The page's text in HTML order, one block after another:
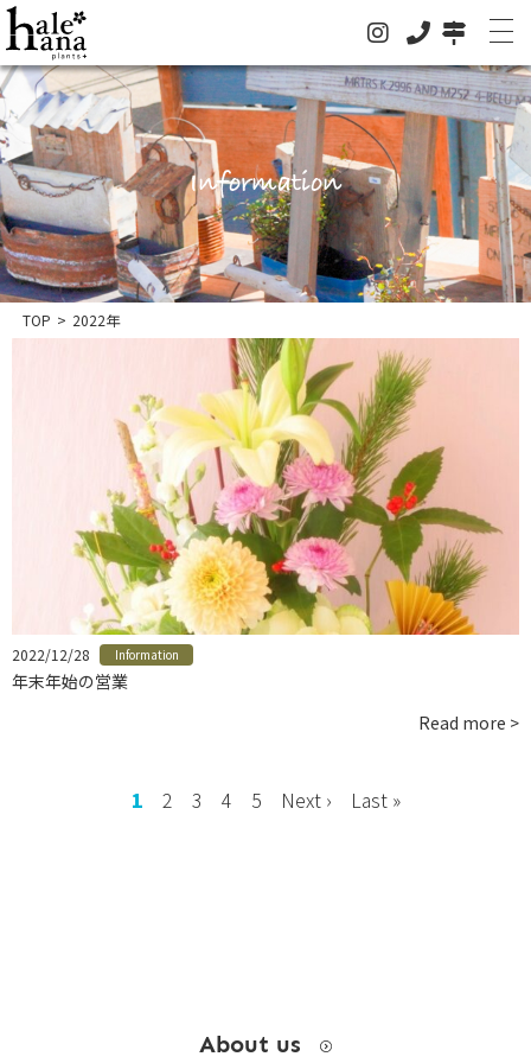
ホーム
オンラインストア
法人の方はこちらへ
お知らせ
グリーン
ドライフラワー
ハレハナについて
お問い合わせ
instagram
Information
TOP > 2022年
2022/12/28 Information
年末年始の営業
Read more >
1 2 3 4 5 Next › Last »
About us